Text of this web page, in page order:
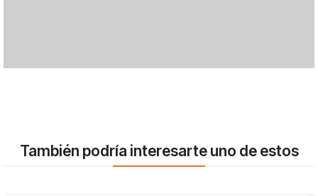
También podría interesarte uno de estos